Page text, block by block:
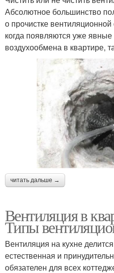
Абсолютное большинство
о прочистке вентиляционной
когда появляются уже явные
воздухообмена в квартире,
читать дальше →
Вентиляция в
Типы
Вентиляция на кухне
естественная и
обязателен для всех